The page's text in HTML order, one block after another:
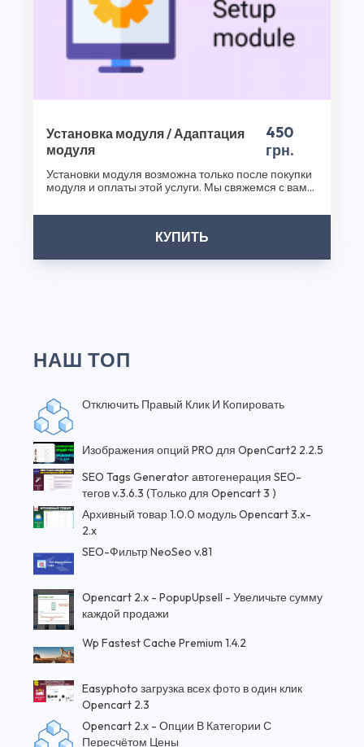
Спасибо, что выбрали CS50!
Установка модуля / Адаптация
модуля
450
грн.
Установки модуля возможна только после покупки
модуля и оплаты этой услуги. Мы свяжемся с вами
КУПИТЬ
НАШ ТОП
Отключить Правый Клик И Копировать
Изображения опций PRO для OpenCart2 2.2.5
SEO Tags Generator автогенерация SEO-
тегов v.3.6.3 (Только для Opencart 3 )
Архивный товар 1.0.0 модуль Opencart 3.x-
2.x
SEO-Фильтр NeoSeo v.81
Opencart 2.x - PopupUpsell - Увеличьте сумму
каждой продажи
Wp Fastest Cache Premium 1.4.2
Easyphoto загрузка всех фото в один клик
Opencart 2.3
Opencart 2.x - Опции В Категории С
Пересчётом Цены